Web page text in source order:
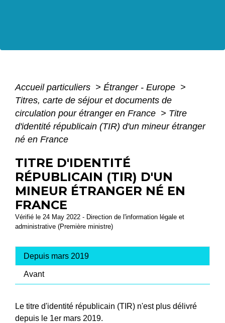
Accueil particuliers > Étranger - Europe >
Titres, carte de séjour et documents de
circulation pour étranger en France > Titre
d'identité républicain (TIR) d'un mineur étranger
né en France
TITRE D'IDENTITÉ
RÉPUBLICAIN (TIR) D'UN
MINEUR ÉTRANGER NÉ EN
FRANCE
Vérifié le 24 May 2022 - Direction de l'information légale et
administrative (Première ministre)
Depuis mars 2019
Avant
Le titre d'identité républicain (TIR) n'est plus délivré
depuis le 1er mars 2019.